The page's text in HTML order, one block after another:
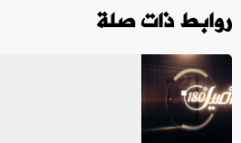
روابط ذات صلة